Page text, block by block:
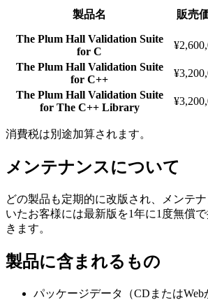
製品名 販売
The Plum Hall Validation Suite
for C
The Plum Hall Validation Suite
for C++
The Plum Hall Validation Suite
for The C++ Library
消費税は別途加算されます。
メンテナンスについて
どの製品も定期的に改版され、メンテ
いたお客様には最新版を1年に1度無償
きます。
製品に含まれるもの
パッケージデータ（CDまたは